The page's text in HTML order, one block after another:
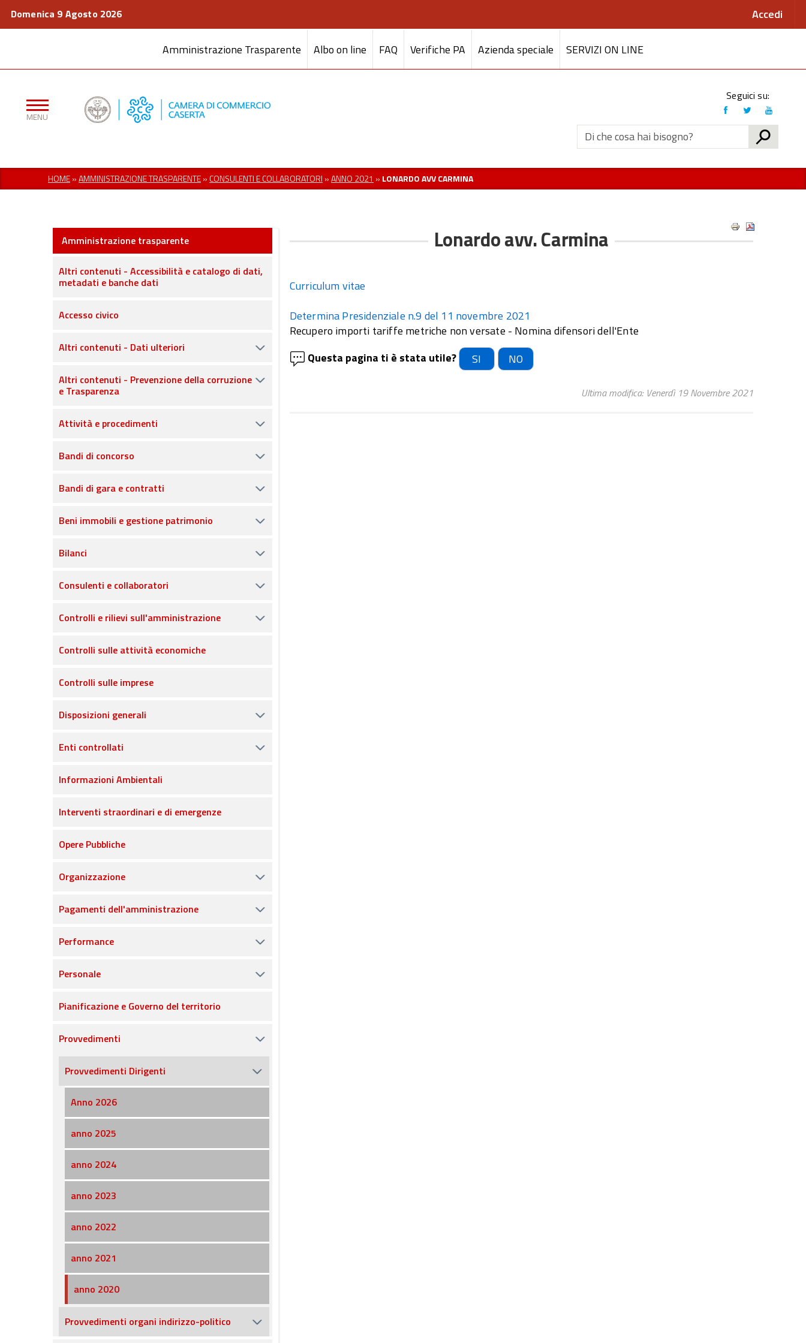
Domenica 9 Agosto 2026 Accedi
social
Seguici su:
Amministrazione Trasparente Albo on line FAQ Verifiche PA Azienda speciale SERVIZI ON LINE
HOME»AMMINISTRAZIONE TRASPARENTE»CONSULENTI E COLLABORATORI »ANNO 2021 » LONARDO AVV CARMINA
Amministrazione trasparente
Altri contenuti - Accessibilità e catalogo di dati,
metadati e banche dati
Accesso civico
Altri contenuti - Dati ulteriori
Altri contenuti - Prevenzione della corruzione
e Trasparenza
Attività e procedimenti
Bandi di concorso
Bandi di gara e contratti
Beni immobili e gestione patrimonio
Bilanci
Consulenti e collaboratori
Controlli e rilievi sull'amministrazione
Controlli sulle attività economiche
Controlli sulle imprese
Disposizioni generali
Enti controllati
Informazioni Ambientali
Interventi straordinari e di emergenze
Opere Pubbliche
Organizzazione
Pagamenti dell'amministrazione
Performance
Personale
Pianificazione e Governo del territorio
Provvedimenti
Provvedimenti Dirigenti
Anno 2026
anno 2025
anno 2024
anno 2023
anno 2022
anno 2021
anno 2020
Provvedimenti organi indirizzo-politico
Lonardo avv. Carmina
Curriculum vitae
Determina Presidenziale n.9 del 11 novembre 2021
Recupero importi tariffe metriche non versate - Nomina difensori dell'Ente
Questa pagina ti è stata utile?
SI NO
Ultima modifica: Venerdì 19 Novembre 2021